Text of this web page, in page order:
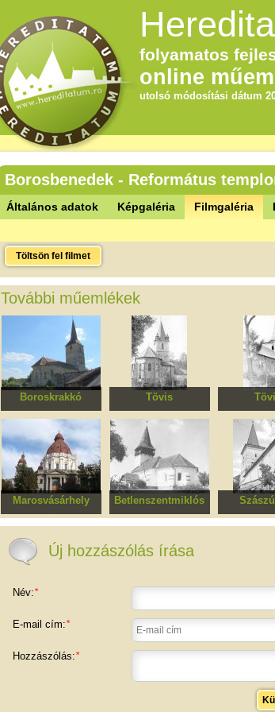
folyamatos
online
utolsó módosítási dátum
Borosbenedek - Református
Általános adatok Képgaléria Filmgaléria
Töltsön fel filmet
További műemlékek
Boroskrakkó
Erődített református
templomegyüttes
Tövis
Római katolikus
kolostor
Marosvásárhely
Angyali Üdvözlet
Betlenszentmiklós
Unitárius templom
Erődített
Új hozzászólás írása
Név:*
E-mail cím:*
Hozzászólás:*